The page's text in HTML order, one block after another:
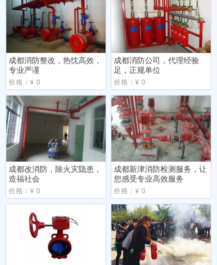
成都消防整改，热忱高效，
专业严谨
价格：¥ 0
成都消防公司，代理经验
足，正规单位
价格：¥ 0
成都改消防，除火灾隐患，
造福社会
价格：¥ 0
成都新津消防检测服务，让
您感受专业高效服务
价格：¥ 0